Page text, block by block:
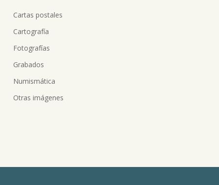
Cartas postales
Cartografía
Fotografías
Grabados
Numismática
Otras imágenes